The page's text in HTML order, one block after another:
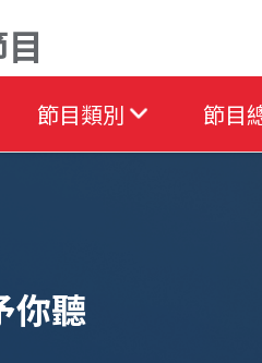
節目類別 節目
你聽